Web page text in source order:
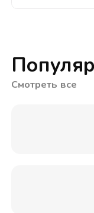
Смотреть все